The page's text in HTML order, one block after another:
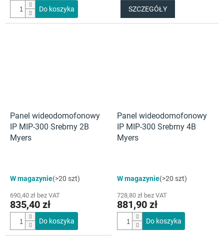
Do koszyka SZCZEGÓŁY
Panel wideodomofonowy
IP MIP-300 Srebrny 2B
Myers
W magazynie(>20 szt)
690,40 zł bez VAT
835,40 zł
Do koszyka
Panel wideodomofonowy
IP MIP-300 Srebrny 4B
Myers
W magazynie(>20 szt)
728,80 zł bez VAT
881,90 zł
Do koszyka